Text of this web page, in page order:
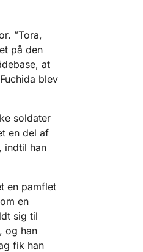
”Tora,
på den
at
blev
soldater
en del af
indtil han
en pamflet
en
sig til
og han
fik han